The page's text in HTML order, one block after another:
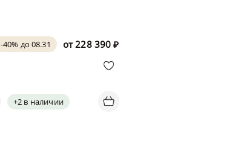
от228 390 ₽
-40% до 08.31
+2 в наличии